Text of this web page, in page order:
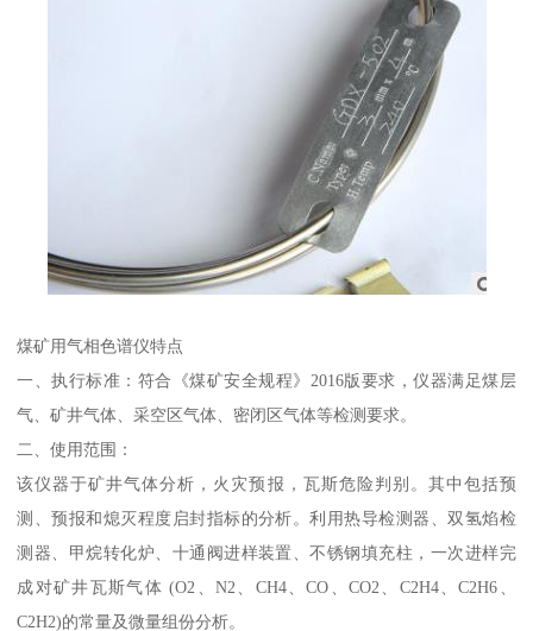
煤矿用气相色谱仪特点
一、执行标准：符合《煤矿安全规程》2016版要求，仪器满足煤层
气、矿井气体、采空区气体、密闭区气体等检测要求。
二、使用范围：
该仪器于矿井气体分析，火灾预报，瓦斯危险判别。其中包括预
测、预报和熄灭程度启封指标的分析。利用热导检测器、双氢焰检
测器、甲烷转化炉、十通阀进样装置、不锈钢填充柱，一次进样完
成对矿井瓦斯气体 (O2、N2、CH4、CO、CO2、C2H4、C2H6、
C2H2)的常量及微量组份分析。